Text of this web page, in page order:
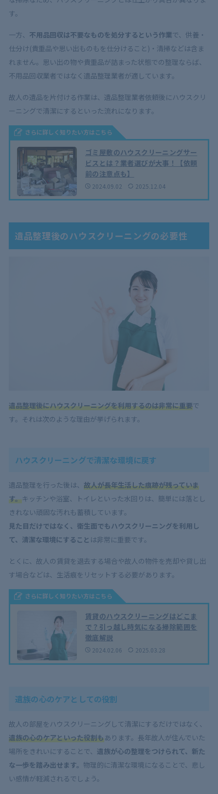
す。
一方、 不用品回収は不要なものを処分するという作業で、供養・
仕分け(貴重品や思い出ものもを仕分けること)・清掃などは含ま
れません。思い出の物や貴重品が詰まった状態での整理ならば、
不用品回収業者ではなく遺品整理業者が適しています。
故人の遺品を片付ける作業は、遺品整理業者依頼後にハウスクリ
ーニングで清潔にするといった流れになります。
さらに詳しく知りたい方はこちら
ゴミ屋敷のハウスクリーニングサー
ビスとは？業者選びが大事！【依頼
前の注意点も】
2024.09.02 2025.12.04
遺品整理後のハウスクリーニングの必要性
遺品整理後にハウスクリーニングを利用するのは非常に重要で
す。それは次のような理由が挙げられます。
ハウスクリーニングで清潔な環境に戻す
遺品整理を行った後は、 故人が長年生活した痕跡が残っていま
す。キッチンや浴室、トイレといった水回りは、簡単には落とし
きれない頑固な汚れも蓄積しています。
見た目だけではなく、衛生面でもハウスクリーニングを利用し
て、清潔な環境にすること は非常に重要です。
とくに、故人の賃貸を退去する場合や故人の物件を売却や貸し出
す場合などは、生活痕をリセットする必要があります。
さらに詳しく知りたい方はこちら
賃貸のハウスクリーニングはどこま
で？引っ越し時気になる掃除範囲を
徹底解説
2024.02.06 2025.03.28
遺族の心のケアとしての役割
故人の部屋をハウスクリーニングして清潔にするだけではなく、
遺族の心のケアといった役割もあります。長年故人が住んでいた
場所をきれいにすることで、 遺族が心の整理をつけられて、新た
な一歩を踏み出せます。 物理的に清潔な環境になることで、悲し
い感情が軽減されるでしょう。